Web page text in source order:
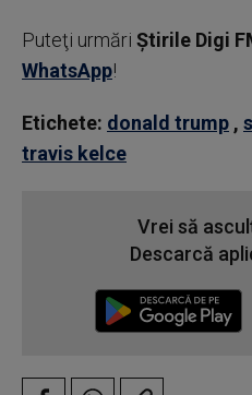
Puteţi urmări Știrile Digi
WhatsApp!
Etichete: donald trump ,
travis kelce
Vrei să
Descarcă